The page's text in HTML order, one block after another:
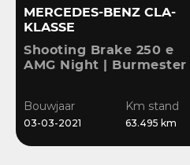
MERCEDES-BENZ CLA-
KLASSE
Shooting Brake 250 e
AMG Night | Burmester |
Widescreen |
Stoelverwarming
Bouwjaar
03-03-2021
Km stand
63.495 km